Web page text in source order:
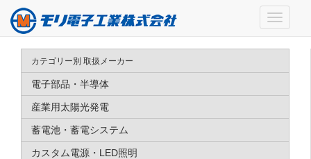
カテゴリー別 取扱メーカー
電子部品・半導体
産業用太陽光発電
蓄電池・蓄電システム
カスタム電源・LED照明